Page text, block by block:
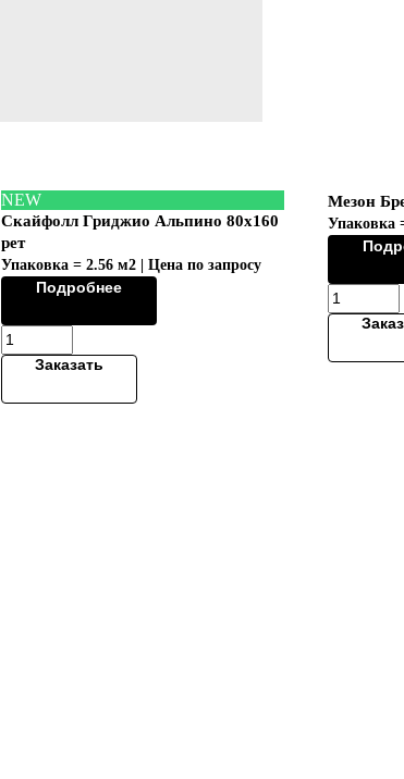
NEW
Скайфолл Гриджио Альпино 80x160
рет
Упаковка = 2.56 м2 | Цена по запросу
Подробнее
Заказать
Мезон
Упаковка